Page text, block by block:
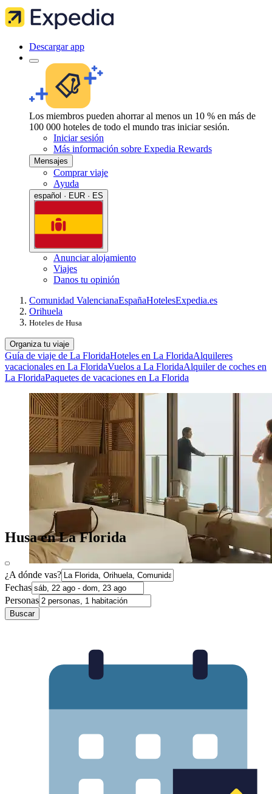
Descargar app
Los miembros pueden ahorrar al menos un 10 % en más de
100 000 hoteles de todo el mundo tras iniciar sesión.
Iniciar sesión
Más información sobre Expedia Rewards
Mensajes
Comprar viaje
Ayuda
español · EUR · ES
Anunciar alojamiento
Viajes
Danos tu opinión
Comunidad ValencianaEspañaHotelesExpedia.es
Orihuela
Hoteles de Husa
Organiza tu viaje
Guía de viaje de La FloridaHoteles en La FloridaAlquileres
vacacionales en La FloridaVuelos a La FloridaAlquiler de coches en
La FloridaPaquetes de vacaciones en La Florida
Husa en La Florida
¿A dónde vas?
Fechas
Personas
Buscar